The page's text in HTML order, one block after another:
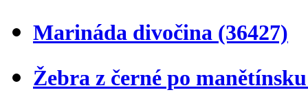
Marináda divočina (36427)
Žebra z černé po